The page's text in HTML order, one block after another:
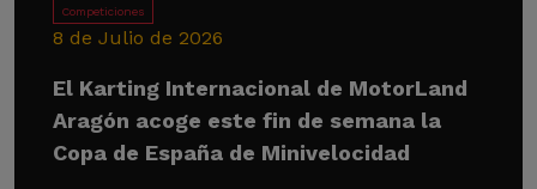
Competiciones
8 de Julio de 2026
El Karting Internacional de MotorLand
Aragón acoge este fin de semana la
Copa de España de Minivelocidad